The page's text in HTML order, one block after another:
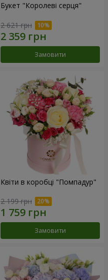
Букет "Королеві серця"
2 621 грн
Замовити
Квіти в коробці "Помпадур"
2 199 грн
Замовити